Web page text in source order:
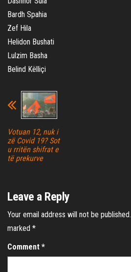
Bardh Spahia
Zef Hila
Helidon Bushati
Lulzim Basha
Belind Këlliçi
Votuan 12, nuk i
zë Covid 19? Sot
u rritën shifrat e
të prekurve
Leave a Reply
Your email address will not be published.
marked *
Comment *